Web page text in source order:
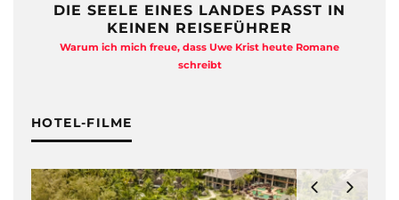
DIE SEELE EINES LANDES PASST IN
KEINEN REISEFÜHRER
Warum ich mich freue, dass Uwe Krist heute Romane
schreibt
HOTEL-FILME